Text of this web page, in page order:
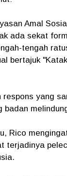
Amal
ada sekat
tengah
bertajuk
respons yang
badan
Rico
terjadinya